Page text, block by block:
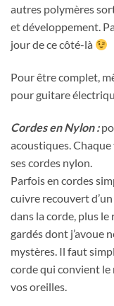
autres polymères
et développement.
jour de ce côté-là
Pour être complet,
pour guitare
Cordes en Nylon :
acoustiques.
ses cordes nylon.
Parfois en cordes
cuivre recouvert
dans la corde, plus
gardés dont j’avoue
mystères. Il faut
corde qui convient le
vos oreilles.